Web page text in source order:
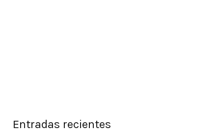
Entradas recientes